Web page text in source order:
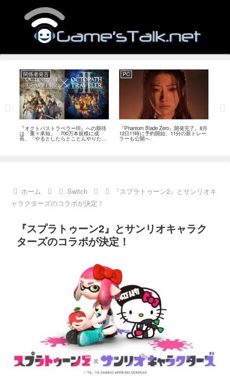
関係者発言
『オクトパストラベラーIII』への期待
は「重々承知」 700万本規模に成
長、「やるとしたらとことんやりた
い」と浅野智也氏
PC
『Phantom Blade Zero』開発完了。8月
12日11時に予約開始、11分の新トレー
ラーも公開へ
ホーム Switch
『スプラトゥーン2』とサンリオキ
ャラクターズのコラボが決定！
『スプラトゥーン2』とサンリオキャラク
ターズのコラボが決定！